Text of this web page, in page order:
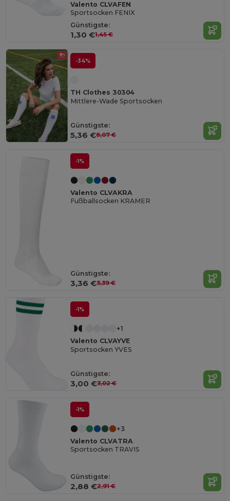
Valento CLVAFEN
Sportsocken FENIX
Günstigste:
1,30 €1,45 €
-34%
TH Clothes 30304
Mittlere-Wade Sportsocken
Günstigste:
5,36 €8,07 €
-1%
Valento CLVAKRA
Fußballsocken KRAMER
Günstigste:
3,36 €3,39 €
-1%
+1
Valento CLVAYVE
Sportsocken YVES
Günstigste:
3,00 €3,02 €
-1%
+3
Valento CLVATRA
Sportsocken TRAVIS
Günstigste:
2,88 €2,91 €